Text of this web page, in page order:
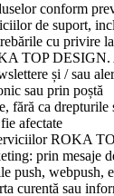
conform
de suport,
cu privire
TOP DESIGN.
și / sau
sau prin poștă
fără ca
afectate
ROKA
prin mesaje
push, webpush,
curentă sau